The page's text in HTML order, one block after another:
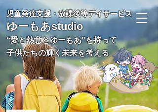
児童発達支援・放課後等デイサービス
ゆーもあstudio
“愛と熱意とゆーもあ”を持って
子供たちの輝く未来を考える